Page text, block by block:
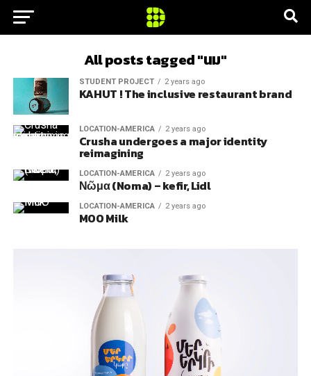
All posts tagged "นม"
STUDENT PROJECT 2 years ago
KAHUT ! The inclusive restaurant brand
LOCATION-AMERICA 2 years ago
Crusha undergoes a major identity
reimagining
LOCATION-AMERICA 2 years ago
Νῶμα (Noma) – kefir, Lidl
LOCATION-AMERICA 2 years ago
MOO Milk